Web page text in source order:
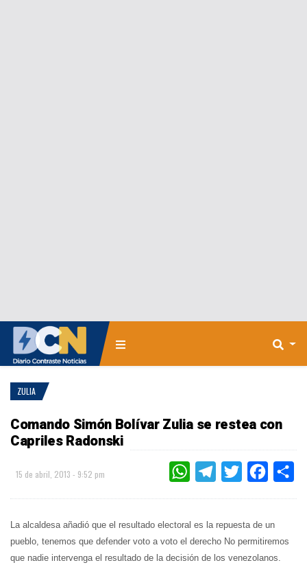
ZULIA
Comando Simón Bolívar Zulia se restea con
Capriles Radonski
15 de abril, 2013 - 9:52 pm WHATSAPPTELEGRAMTWITTER
La alcaldesa añadió que el resultado electoral es la repuesta de un
pueblo, tenemos que defender voto a voto el derecho No permitiremos
que nadie intervenga el resultado de la decisión de los venezolanos.